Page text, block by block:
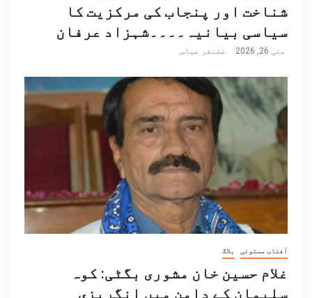
شناخت اور پنجاب کی مرکزیت کا
سیاسی بیانیہ۔۔۔۔شہزاد عرفان
مئی 26, 2026 غضنفر عباس
آفتاب مستوئی بلاگ
غلام حسین خان مشوری بگٹی: کوہ
سلیمان کے دامن میں انگریزی